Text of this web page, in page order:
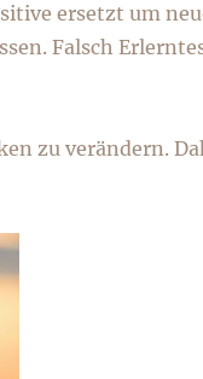
ersetzt um
Falsch
zu verändern.